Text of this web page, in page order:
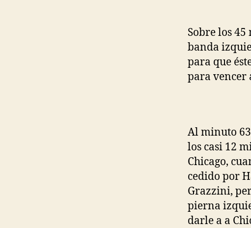
Sobre los
banda
para que
para vencer
Al minuto
los casi 12
Chicago,
cedido por
Grazzini,
pierna
darle a a